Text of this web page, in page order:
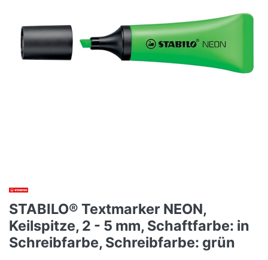
STABILO® Textmarker NEON,
Keilspitze, 2 - 5 mm, Schaftfarbe: in
Schreibfarbe, Schreibfarbe: grün